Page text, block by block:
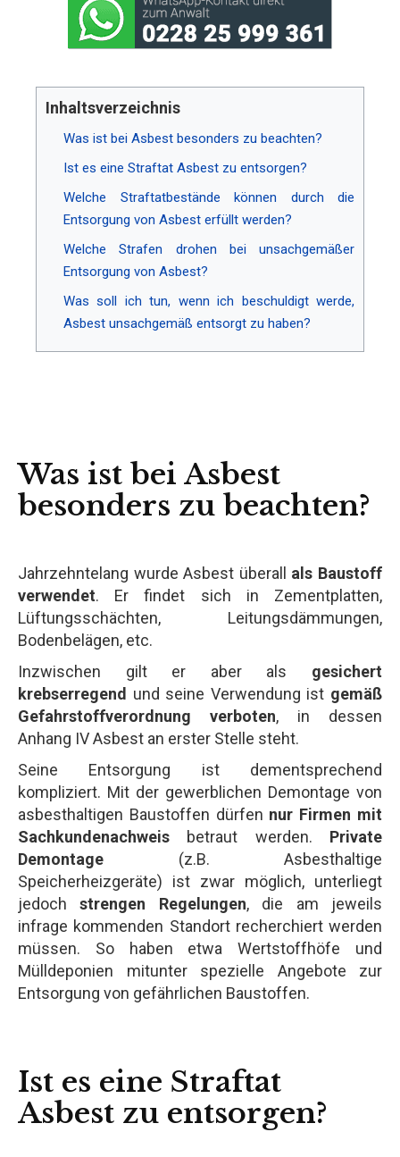
Inhaltsverzeichnis
Was ist bei Asbest besonders zu beachten?
Ist es eine Straftat Asbest zu entsorgen?
Welche Straftatbestände können durch die
Entsorgung von Asbest erfüllt werden?
Welche Strafen drohen bei unsachgemäßer
Entsorgung von Asbest?
Was soll ich tun, wenn ich beschuldigt werde,
Asbest unsachgemäß entsorgt zu haben?
Was ist bei Asbest
besonders zu beachten?
Jahrzehntelang wurde Asbest überall als Baustoff
verwendet. Er findet sich in Zementplatten,
Lüftungsschächten, Leitungsdämmungen,
Bodenbelägen, etc.
Inzwischen gilt er aber als gesichert
krebserregend und seine Verwendung ist gemäß
Gefahrstoffverordnung verboten, in dessen
Anhang IV Asbest an erster Stelle steht.
Seine Entsorgung ist dementsprechend
kompliziert. Mit der gewerblichen Demontage von
asbesthaltigen Baustoffen dürfen nur Firmen mit
Sachkundenachweis betraut werden. Private
Demontage (z.B. Asbesthaltige
Speicherheizgeräte) ist zwar möglich, unterliegt
jedochstrengen Regelungen, die am jeweils
infrage kommenden Standort recherchiert werden
müssen. So haben etwa Wertstoffhöfe und
Mülldeponien mitunter spezielle Angebote zur
Entsorgung von gefährlichen Baustoffen.
Ist es eine Straftat
Asbest zu entsorgen?